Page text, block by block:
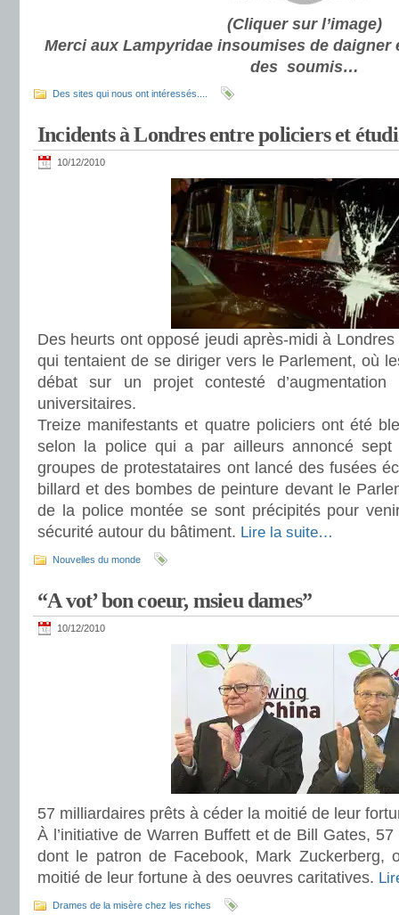
(Cliquer sur l’image)
Merci aux Lampyridae insoumises de daigner
des soumis…
Des sites qui nous ont intéressés....
Incidents à Londres entre policiers et
10/12/2010
Des heurts ont opposé jeudi après-midi à
qui tentaient de se diriger vers le Parlement, où
débat sur un projet contesté d’augmentation
universitaires.
Treize manifestants et quatre policiers ont été
selon la police qui a par ailleurs annoncé sept
groupes de protestataires ont lancé des fusées
billard et des bombes de peinture devant le
de la police montée se sont précipités pour
sécurité autour du bâtiment. Lire la suite…
Nouvelles du monde
“A vot’ bon coeur, msieu dames”
10/12/2010
57 milliardaires prêts à céder la moitié de leur
À l’initiative de Warren Buffett et de Bill Gates,
dont le patron de Facebook, Mark Zuckerberg,
moitié de leur fortune à des oeuvres caritatives.
Drames de la misère chez les riches